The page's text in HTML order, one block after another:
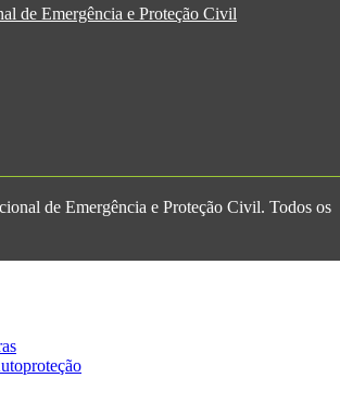
de Emergência e Proteção Civil
de Emergência e Proteção Civil. Todos os